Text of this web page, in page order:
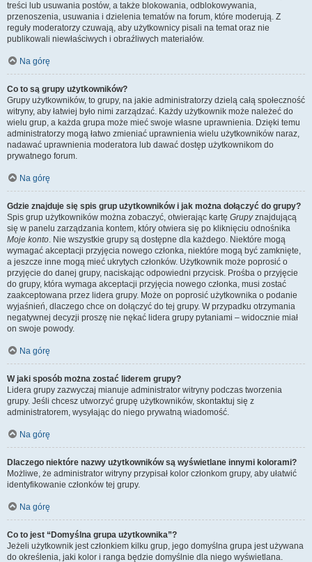
treści lub usuwania postów, a także blokowania, odblokowywania,
przenoszenia, usuwania i dzielenia tematów na forum, które moderują. Z
reguły moderatorzy czuwają, aby użytkownicy pisali na temat oraz nie
publikowali niewłaściwych i obraźliwych materiałów.
Na górę
Co to są grupy użytkowników?
Grupy użytkowników, to grupy, na jakie administratorzy dzielą całą społeczność
witryny, aby łatwiej było nimi zarządzać. Każdy użytkownik może należeć do
wielu grup, a każda grupa może mieć swoje własne uprawnienia. Dzięki temu
administratorzy mogą łatwo zmieniać uprawnienia wielu użytkowników naraz,
nadawać uprawnienia moderatora lub dawać dostęp użytkownikom do
prywatnego forum.
Na górę
Gdzie znajduje się spis grup użytkowników i jak można dołączyć do grupy?
Spis grup użytkowników można zobaczyć, otwierając kartę Grupyznajdującą
się w panelu zarządzania kontem, który otwiera się po kliknięciu odnośnika
Moje konto. Nie wszystkie grupy są dostępne dla każdego. Niektóre mogą
wymagać akceptacji przyjęcia nowego członka, niektóre mogą być zamknięte,
a jeszcze inne mogą mieć ukrytych członków. Użytkownik może poprosić o
przyjęcie do danej grupy, naciskając odpowiedni przycisk. Prośba o przyjęcie
do grupy, która wymaga akceptacji przyjęcia nowego członka, musi zostać
zaakceptowana przez lidera grupy. Może on poprosić użytkownika o podanie
wyjaśnień, dlaczego chce on dołączyć do tej grupy. W przypadku otrzymania
negatywnej decyzji proszę nie nękać lidera grupy pytaniami – widocznie miał
on swoje powody.
Na górę
W jaki sposób można zostać liderem grupy?
Lidera grupy zazwyczaj mianuje administrator witryny podczas tworzenia
grupy. Jeśli chcesz utworzyć grupę użytkowników, skontaktuj się z
administratorem, wysyłając do niego prywatną wiadomość.
Na górę
Dlaczego niektóre nazwy użytkowników są wyświetlane innymi kolorami?
Możliwe, że administrator witryny przypisał kolor członkom grupy, aby ułatwić
identyfikowanie członków tej grupy.
Na górę
Co to jest “Domyślna grupa użytkownika”?
Jeżeli użytkownik jest członkiem kilku grup, jego domyślna grupa jest używana
do określenia, jaki kolor i ranga będzie domyślnie dla niego wyświetlana.